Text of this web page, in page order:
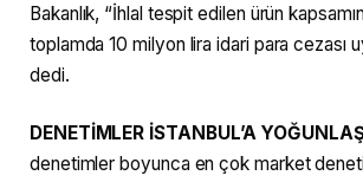
Bakanlık, “İhlal tespit edilen ürün
toplamda 10 milyon lira idari para cezası
dedi.
DENETİMLER İSTANBUL’A
denetimler boyunca en çok market